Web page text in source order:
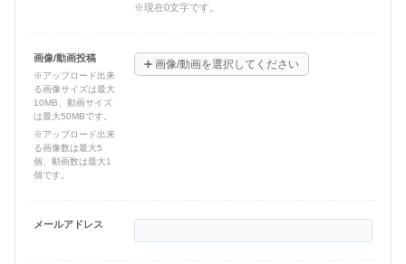
※現在0文字です。
画像/動画投稿
※アップロード出来
る画像サイズは最大
10MB、動画サイズ
は最大50MBです。
※アップロード出来
る画像数は最大5
個、動画数は最大1
個です。
➕ 画像/動画を選択してください
メールアドレス